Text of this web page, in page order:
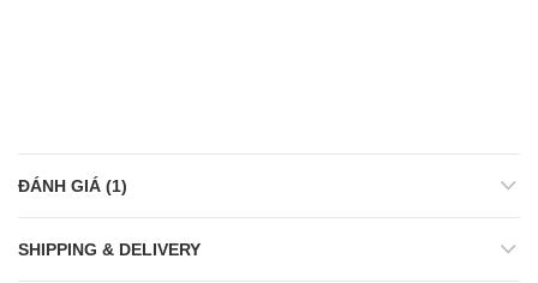
ĐÁNH GIÁ (1)
SHIPPING & DELIVERY